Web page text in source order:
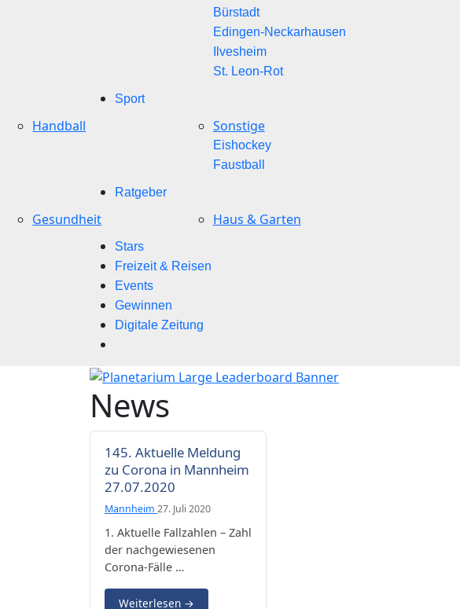
Bürstadt
Edingen-Neckarhausen
Ilvesheim
St. Leon-Rot
Sport
Handball Sonstige
Eishockey
Faustball
Ratgeber
Gesundheit Haus & Garten
Stars
Freizeit & Reisen
Events
Gewinnen
Digitale Zeitung
News
145. Aktuelle Meldung
zu Corona in Mannheim
27.07.2020
Mannheim 27. Juli 2020
1. Aktuelle Fallzahlen – Zahl
der nachgewiesenen
Corona-Fälle …
Weiterlesen →